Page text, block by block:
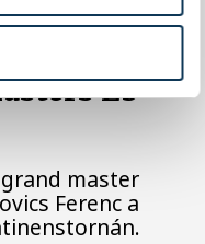
Eb
master
Ferenc a